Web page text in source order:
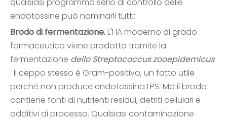
endotossine può nominarli tutti:
Brodo di fermentazione.L'HA moderno di grado
farmaceutico viene prodotto tramite la
fermentazione dello Streptococcus zooepidemicus
. Il ceppo stesso è Gram-positivo, un fatto utile
perché non produce endotossina LPS. Ma il brodo
contiene fonti di nutrienti residui, detriti cellulari e
additivi di processo. Qualsiasi contaminazione